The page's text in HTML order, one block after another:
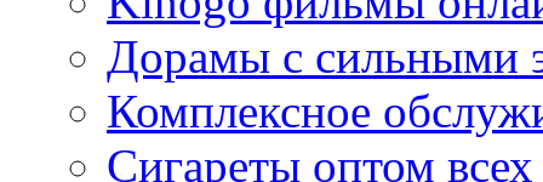
Дорамы с сильными
Комплексное
Сигареты оптом